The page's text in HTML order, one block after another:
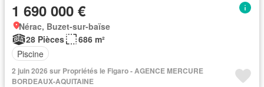
1 690 000 €
Nérac, Buzet-sur-baïse
28 Pièces
686 m²
Piscine
2 juin 2026 sur Propriétés le Figaro - AGENCE MERCURE
BORDEAUX-AQUITAINE